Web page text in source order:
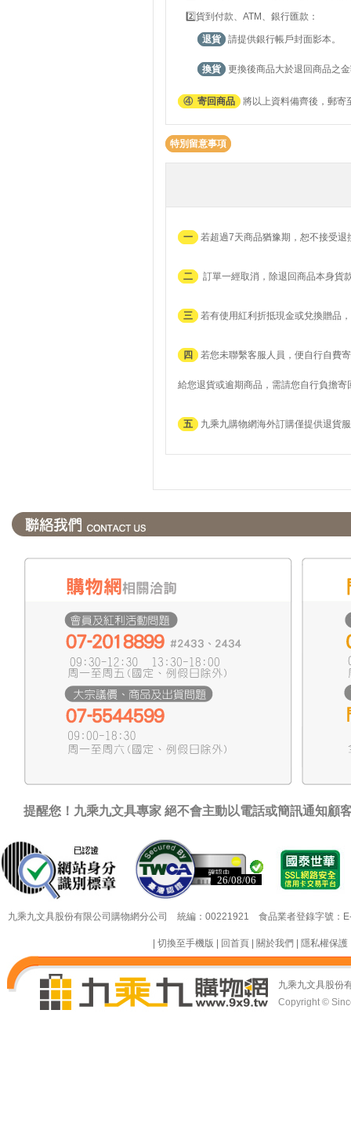
2️⃣貨到付款、ATM、銀行匯款：
退貨 請提供銀行帳戶封面影本。
換貨 更換後商品大於退回商品之
④ 寄回商品 將以上資料備齊後，郵寄
特別留意事項
一 若超過7天商品猶豫期，恕不接受退
二 訂單一經取消，除退回商品本身貨
三 若有使用紅利折抵現金或兌換贈品
四 若您未聯繫客服人員，便自行自費
給您退貨或逾期商品，需請您自行負擔寄
五 九乘九購物網海外訂購僅提供退貨
提醒您！九乘九文具專家 絕不會主動以電話或簡訊通知顧
已認證
已認證
九乘九文具股份有限公司購物網分公司 統編：00221921 食品業者登錄字號
| 切換至手機版 | 回首頁| 關於我們| 隱私權保護
九乘九文具股份
Copyright ©